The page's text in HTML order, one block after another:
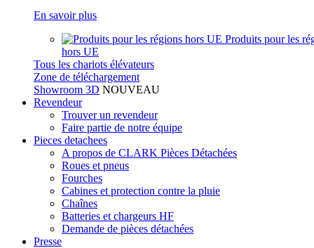
En savoir plus
Produits pour les
hors UE
Tous les chariots élévateurs
Zone de téléchargement
Showroom 3D NOUVEAU
Revendeur
Trouver un revendeur
Faire partie de notre équipe
Pieces detachees
A propos de CLARK Pièces Détachées
Roues et pneus
Fourches
Cabines et protection contre la pluie
Chaînes
Batteries et chargeurs HF
Demande de pièces détachées
Presse